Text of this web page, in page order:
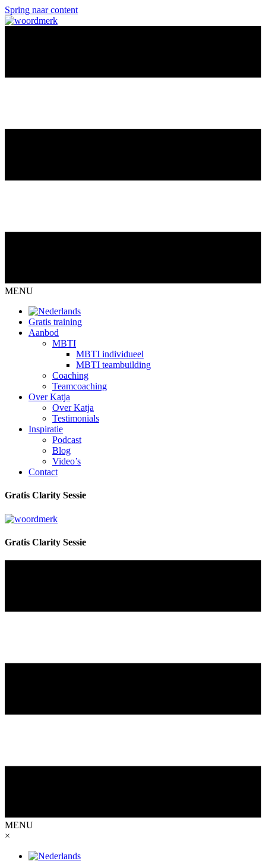
Spring naar content
MENU
Gratis training
Aanbod
MBTI
MBTI individueel
MBTI teambuilding
Coaching
Teamcoaching
Over Katja
Over Katja
Testimonials
Inspiratie
Podcast
Blog
Video’s
Contact
Gratis Clarity Sessie
Gratis Clarity Sessie
MENU
×